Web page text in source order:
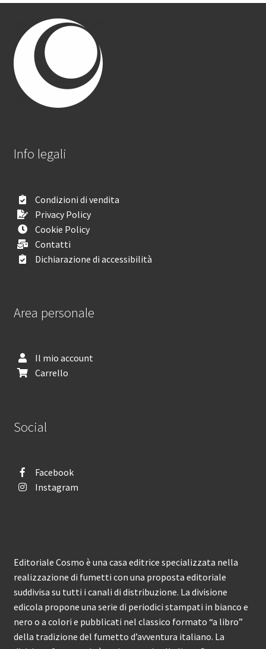
Info legali
Condizioni di vendita
Privacy Policy
Cookie Policy
Contatti
Dichiarazione di accessibilità
Area personale
Il mio account
Carrello
Social
Facebook
Instagram
Editoriale Cosmo è una casa editrice specializzata nella
realizzazione di fumetti con una proposta editoriale
suddivisa su tutti i canali di distribuzione. La divisione
edicola propone una serie di periodici stampati in bianco e
nero o a colori e pubblicati nel classico formato “a libro”
della tradizione del fumetto d’avventura italiano. La